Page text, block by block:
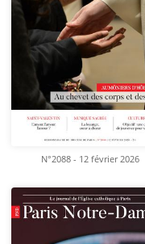
N°2088 - 12 février 2026